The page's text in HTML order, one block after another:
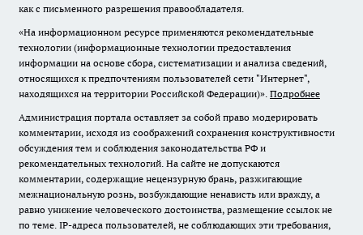
как с письменного разрешения правообладателя.
«На информационном ресурсе применяются рекомендательные
технологии (информационные технологии предоставления
информации на основе сбора, систематизации и анализа сведений,
относящихся к предпочтениям пользователей сети "Интернет",
находящихся на территории Российской Федерации)». Подробнее
Администрация портала оставляет за собой право модерировать
комментарии, исходя из соображений сохранения конструктивности
обсуждения тем и соблюдения законодательства РФ и
рекомендательных технологий. На сайте не допускаются
комментарии, содержащие нецензурную брань, разжигающие
межнациональную рознь, возбуждающие ненависть или вражду, а
равно унижение человеческого достоинства, размещение ссылок не
по теме. IP-адреса пользователей, не соблюдающих эти требования,